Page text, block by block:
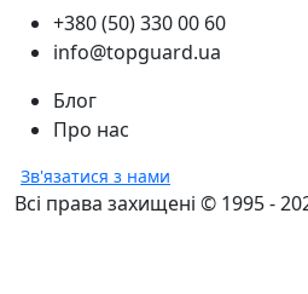
+380 (50) 330 00 60
info@topguard.ua
Блог
Про нас
Зв'язатися з нами
Всі права захищені © 1995 -